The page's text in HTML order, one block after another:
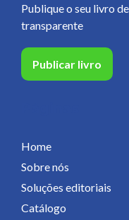
Publique o seu livro
transparente
Publicar livro
Home
Sobre nós
Soluções editoriais
Catálogo